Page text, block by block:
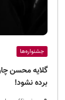
جشنواره‌ها
گلایه محسن
برده نشود!